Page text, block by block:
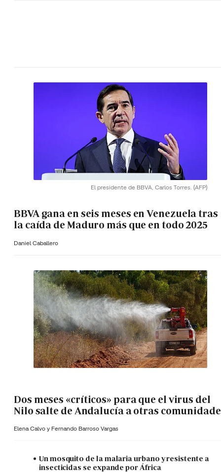
El presidente de BBVA, Carlos Torres. (AFP)
BBVA gana en seis meses en Venezuela tras
la caída de Maduro más que en todo 2025
Daniel Caballero
Dos meses «críticos» para que el virus del
Nilo salte de Andalucía a otras
Elena Calvo y Fernando Barroso Vargas
Un mosquito de la malaria urbano y resistente a
insecticidas se expande por África